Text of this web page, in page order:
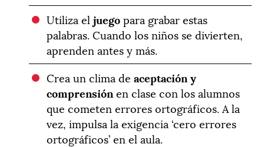
Utiliza eljuegopara grabar estas
palabras. Cuando los niños se divierten,
aprenden antes y más.
Crea un clima deaceptación y
comprensión en clase con los alumnos
que cometen errores ortográficos. A la
vez, impulsa la exigencia ‘cero errores
ortográficos’ en el aula.